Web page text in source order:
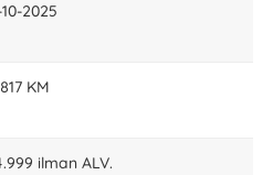
2025
KM
ilman ALV.